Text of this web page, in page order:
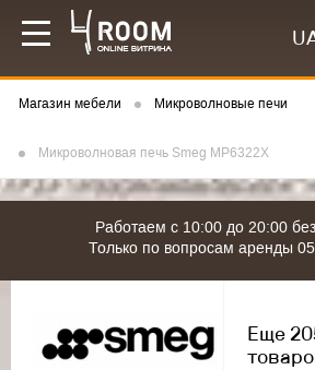
Магазин мебели Микроволновые печи
Микроволновая печь Smeg MP6322X
Работаем с 10:00 до 20:00
Только по вопросам аренды
Еще